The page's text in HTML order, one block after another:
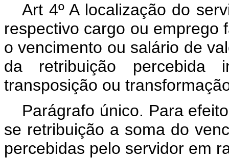
Art 4º A localização do
respectivo cargo ou emprego
o vencimento ou salário de
da retribuição percebida
transposição ou
Parágrafo único. Para
se retribuição a soma do
percebidas pelo servidor em